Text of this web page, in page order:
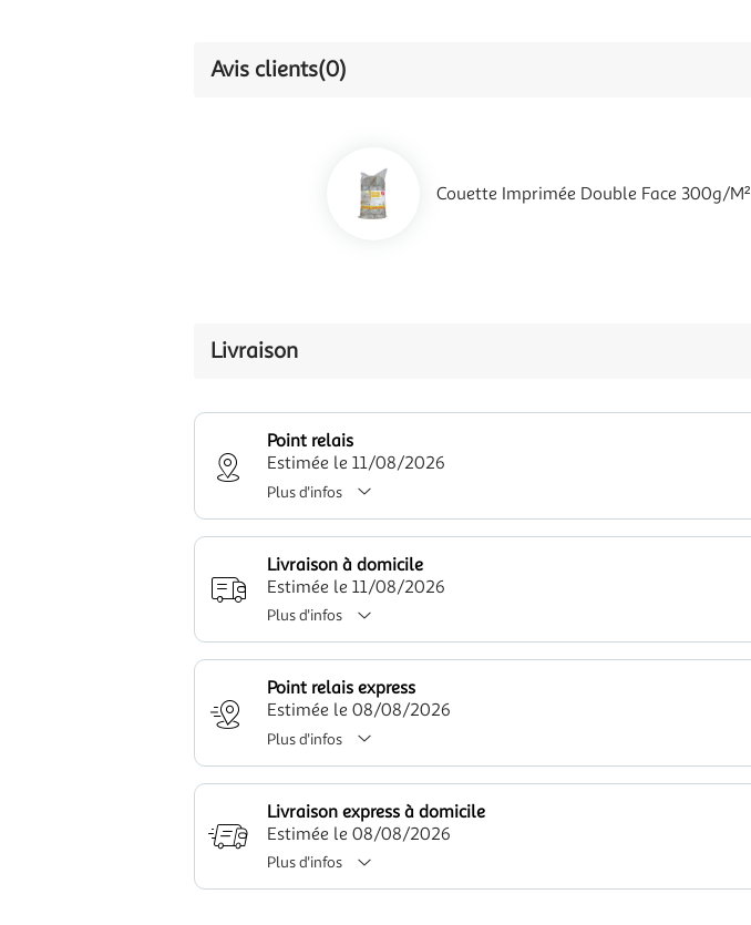
Avis clients(0)
Couette Imprimée Double Face 300g/m²
Livraison
Point relais
Estimée le 11/08/2026
Plus d'infos
Livraison à domicile
Estimée le 11/08/2026
Plus d'infos
Point relais express
Estimée le 08/08/2026
Plus d'infos
Livraison express à domicile
Estimée le 08/08/2026
Plus d'infos